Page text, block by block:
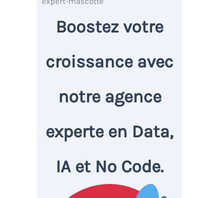
Boostez votre
croissance avec
notre agence
experte en Data,
IA et No Code.